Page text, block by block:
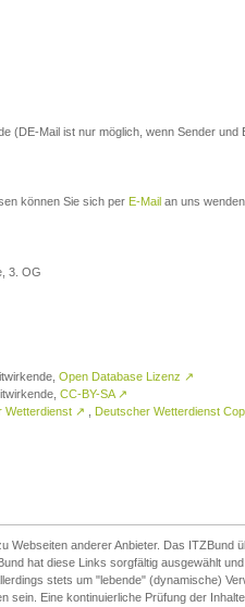
(DE-Mail ist nur möglich, wenn Sender
können Sie sich per E-Mail an uns wenden.
3. OG
Open Database Lizenz ↗
CC-BY-SA ↗
Wetterdienst ↗ Deutscher Wetterdienst
Webseiten anderer Anbieter. Das ITZBund
hat diese Links sorgfältig ausgewählt
stets um "lebende" (dynamische)
sein. Eine kontinuierliche Prüfung der